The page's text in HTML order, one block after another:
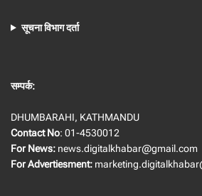
सूचना विभाग दर्ता
सम्पर्क:
DHUMBARAHI, KATHMANDU
Contact No: 01-4530012
For News: news.digitalkhabar@gmail.com
For Advertiesment: